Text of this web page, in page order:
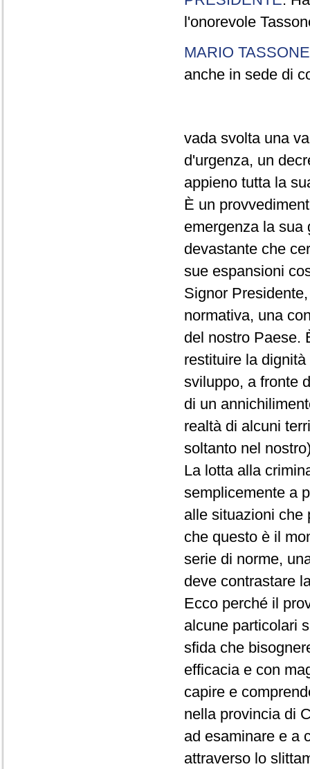
l'onorevole
MARIO TASSONE
anche in sede di
vada svolta una
d'urgenza, un
appieno tutta la
È un
emergenza la sua
devastante che
sue espansioni
Signor
normativa, una
del nostro Paese.
restituire la
sviluppo, a fronte
di un
realtà di alcuni
soltanto nel
La lotta alla
semplicemente a
alle situazioni che
che questo è il
serie di norme,
deve contrastare
Ecco perché il
alcune particolari
sfida che
efficacia e con
capire e
nella provincia di
ad esaminare e a
attraverso lo